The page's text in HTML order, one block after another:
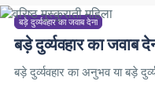
बड़े दुर्व्यवहार का जवाब देना
बड़े दुर्व्यवहार का जवाब
बड़े दुर्व्यवहार का अनुभव या बड़े